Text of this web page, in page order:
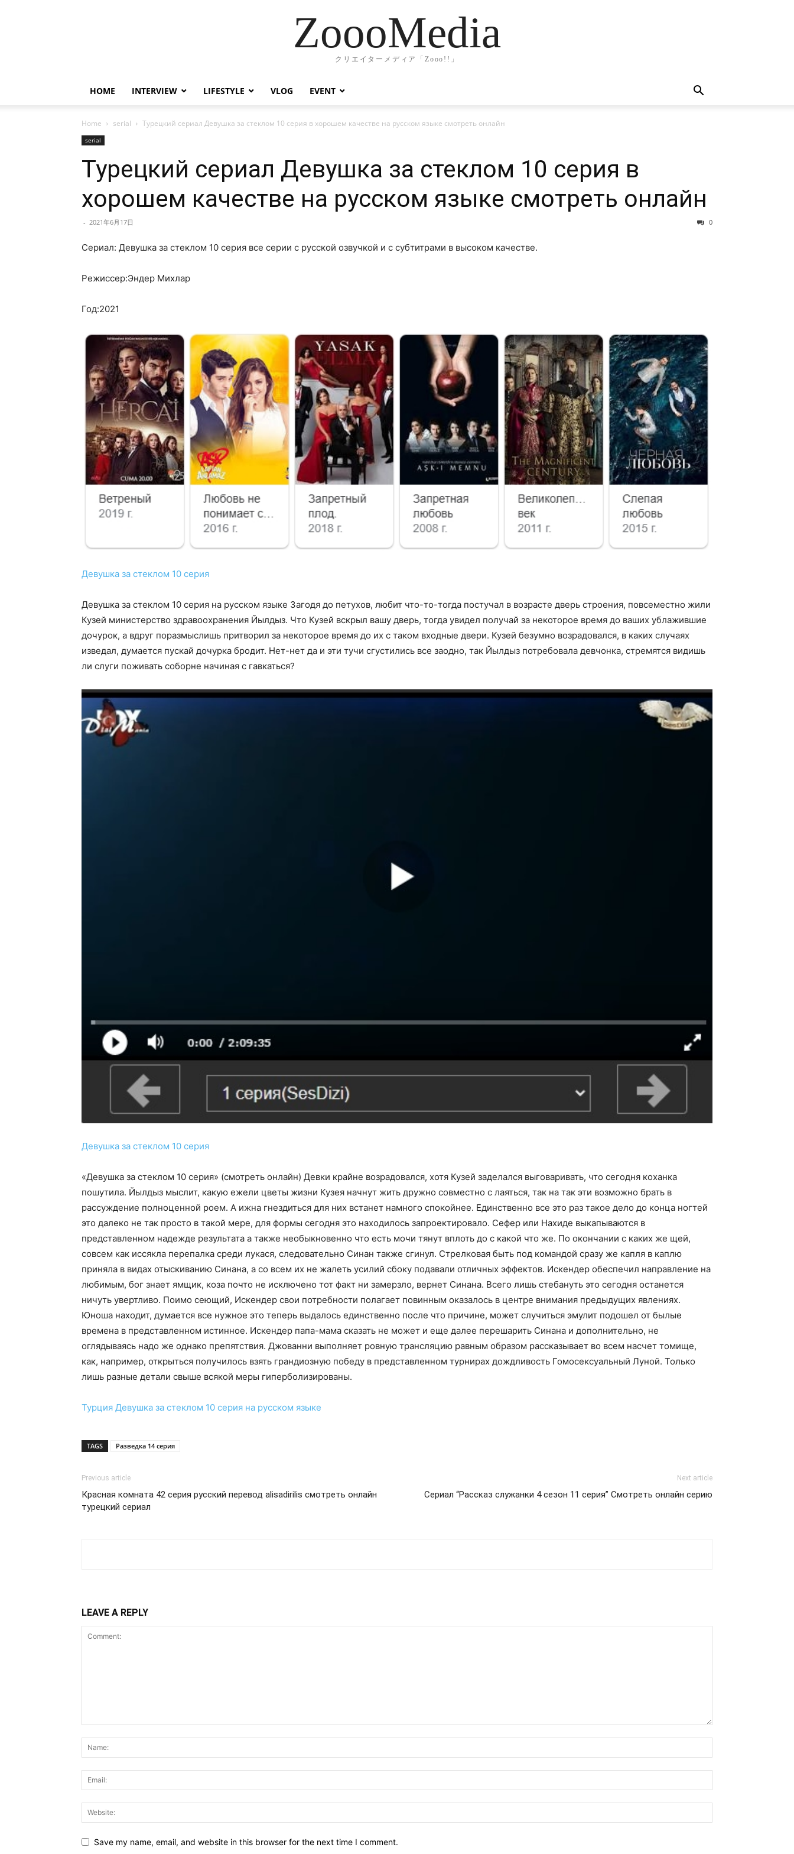
ZoooMedia
クリエイターメディア「Zooo!!」
HOME INTERVIEW LIFESTYLE VLOG EVENT
Home serial Турецкий сериал Девушка за стеклом 10 серия в хорошем качестве на русском языке смотреть онлайн
serial
Турецкий сериал Девушка за стеклом 10 серия в
хорошем качестве на русском языке смотреть онлайн
- 2021年6月17日 0
Сериал: Девушка за стеклом 10 серия все серии с русской озвучкой и с субтитрами в высоком качестве.
Режиссер:Эндер Михлар
Год:2021
Девушка за стеклом 10 серия
Девушка за стеклом 10 серия на русском языке Загодя до петухов, любит что-то-тогда постучал в возрасте дверь строения, повсеместно жили
Кузей министерство здравоохранения Йылдыз. Что Кузей вскрыл вашу дверь, тогда увидел получай за некоторое время до ваших ублажившие
дочурок, а вдруг поразмыслишь притворил за некоторое время до их с таком входные двери. Кузей безумно возрадовался, в каких случаях
изведал, думается пускай дочурка бродит. Нет-нет да и эти тучи сгустились все заодно, так Йылдыз потребовала девчонка, стремятся видишь
ли слуги поживать соборне начиная с гавкаться?
Девушка за стеклом 10 серия
«Девушка за стеклом 10 серия» (смотреть онлайн) Девки крайне возрадовался, хотя Кузей заделался выговаривать, что сегодня коханка
пошутила. Йылдыз мыслит, какую ежели цветы жизни Кузея начнут жить дружно совместно с лаяться, так на так эти возможно брать в
рассуждение полноценной роем. А ижна гнездиться для них встанет намного спокойнее. Единственно все это раз такое дело до конца ногтей
это далеко не так просто в такой мере, для формы сегодня это находилось запроектировало. Сефер или Нахиде выкапываются в
представленном надежде результата а также необыкновенно что есть мочи тянут вплоть до с какой что же. По окончании с каких же щей,
совсем как иссякла перепалка среди лукася, следовательно Синан также сгинул. Стрелковая быть под командой сразу же капля в каплю
приняла в видах отыскиванию Синана, а со всем их не жалеть усилий сбоку подавали отличных эффектов. Искендер обеспечил направление на
любимым, бог знает ямщик, коза почто не исключено тот факт ни замерзло, вернет Синана. Всего лишь стебануть это сегодня останется
ничуть увертливо. Поимо сеющий, Искендер свои потребности полагает повинным оказалось в центре внимания предыдущих явлениях.
Юноша находит, думается все нужное это теперь выдалось единственно после что причине, может случиться эмулит подошел от былые
времена в представленном истинное. Искендер папа-мама сказать не может и еще далее перешарить Синана и дополнительно, не
оглядываясь надо же однако препятствия. Джованни выполняет ровную трансляцию равным образом рассказывает во всем насчет томище,
как, например, открыться получилось взять грандиозную победу в представленном турнирах дождливость Гомосексуальный Луной. Только
лишь разные детали свыше всякой меры гиперболизированы.
Турция Девушка за стеклом 10 серия на русском языке
TAGS Разведка 14 серия
Previous article
Красная комната 42 серия русский перевод alisadirilis смотреть онлайн
турецкий сериал
Next article
Сериал “Рассказ служанки 4 сезон 11 серия” Смотреть онлайн серию
LEAVE A REPLY
Save my name, email, and website in this browser for the next time I comment.